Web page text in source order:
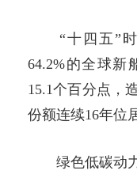
“十四五”时
64.2%的全球新
15.1个百分点，
份额连续16年位
绿色低碳动力